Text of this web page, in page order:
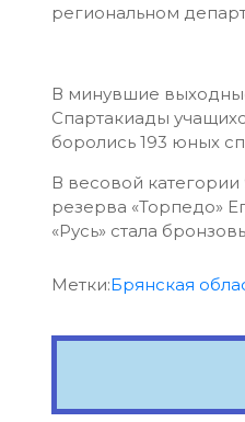
региональном
В минувшие
Спартакиады
боролись 193 юных
В весовой
резерва «Торпедо»
«Русь» стала
Метки:Брянская